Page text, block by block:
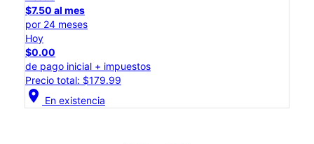
$7.50 al mes
por 24 meses
Hoy
$0.00
de pago inicial + impuestos
Precio total: $179.99
location_on En existencia